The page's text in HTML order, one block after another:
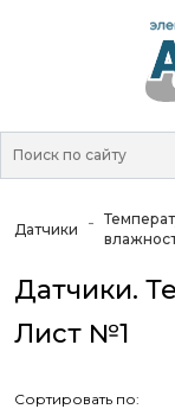
Датчики
Датчики.
Лист №1
Сортировать по: